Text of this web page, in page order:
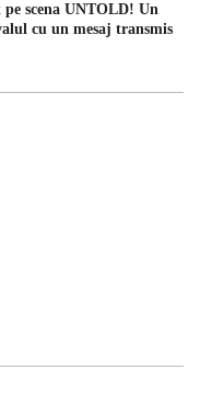
scena UNTOLD! Un
cu un mesaj transmis